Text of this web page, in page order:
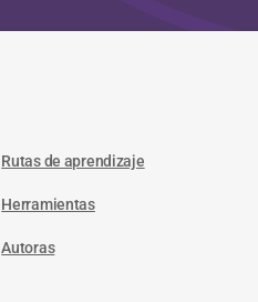
Rutas de aprendizaje
Herramientas
Autoras